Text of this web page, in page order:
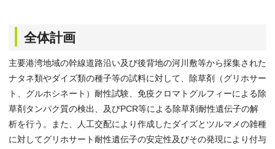
全体計画
主要港湾地域の幹線道路沿い及び後背地の河川敷等から採集された
ナタネ類やダイズ類の種子等の試料に対して、除草剤（グリホサー
ト、グルホシネート）耐性試験、免疫クロマトグルフィーによる除
草剤タンパク質の検出、及びPCR等による除草剤耐性遺伝子の解
析を行う。また、人工交配により作成したダイズとツルマメの雑種
に対してグリホサート耐性遺伝子の安定性及びその発現により付与